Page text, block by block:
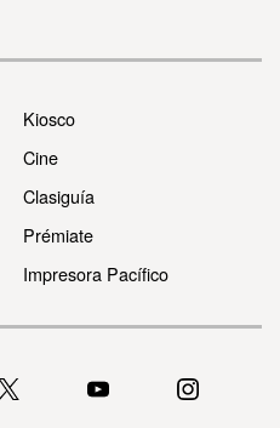
Kiosco
Cine
Clasiguía
Prémiate
Impresora Pacífico